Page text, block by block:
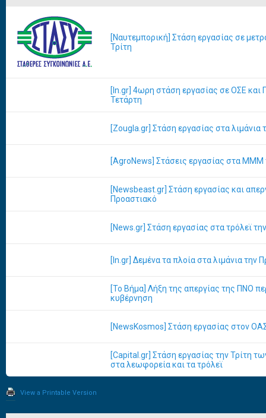
[Ναυτεμπορική] Στάση εργασίας σε
Τρίτη
[In.gr] 4ωρη στάση εργασίας σε ΟΣΕ και
Τετάρτη
[Zougla.gr] Στάση εργασίας στα λιμάνια
[AgroNews] Στάσεις εργασίας στα ΜΜΜ
[Newsbeast.gr] Στάση εργασίας και
Προαστιακό
[News.gr] Στάση εργασίας στα τρόλεϊ
[In.gr] Δεμένα τα πλοία στα λιμάνια την
[Το Βήμα] Λήξη της απεργίας της ΠΝΟ
κυβέρνηση
[NewsKosmos] Στάση εργασίας στον
[Capital.gr] Στάση εργασίας την Τρίτη
στα λεωφορεία και τα τρόλεϊ
View a Printable Version